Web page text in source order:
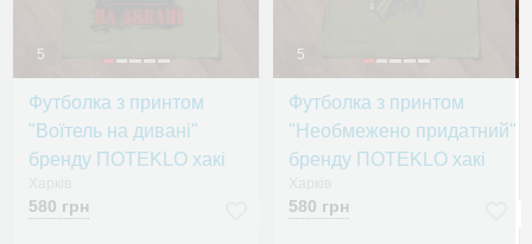
5
Футболка з принтом
"Воїтель на дивані"
бренду ПOTEKLO хакі
580 грн
5
Футболка з принтом
"Необмежено придатний"
бренду ПOTEKLO хакі
580 грн